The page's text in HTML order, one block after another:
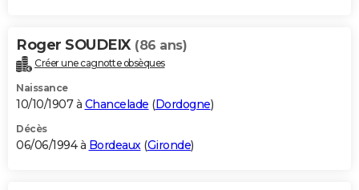
Roger SOUDEIX (86 ans)
Créer une cagnotte obsèques
Naissance
10/10/1907 à Chancelade (Dordogne)
Décès
06/06/1994 à Bordeaux(Gironde)